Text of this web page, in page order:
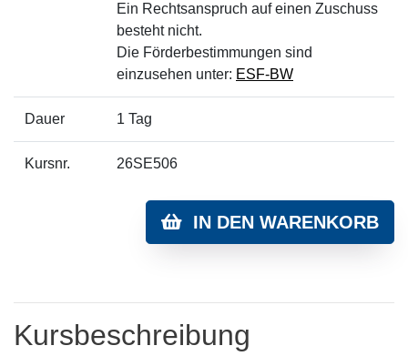
Ein Rechtsanspruch auf einen Zuschuss
besteht nicht.
Die Förderbestimmungen sind
einzusehen unter: ESF-BW
Dauer 1 Tag
Kursnr. 26SE506
IN DEN WARENKORB
Kursbeschreibung